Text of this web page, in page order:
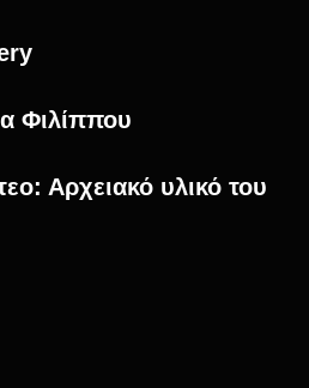
Φιλίππου
Αρχειακό υλικό του